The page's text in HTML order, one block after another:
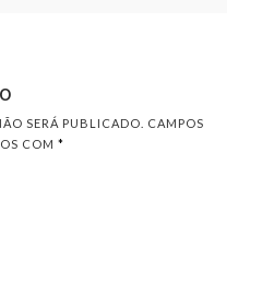
SERÁ PUBLICADO.
CAMPOS
COM *